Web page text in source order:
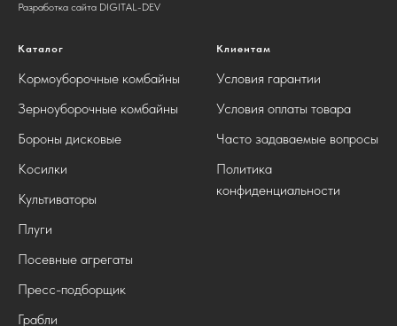
Разработка сайта DIGITAL-DEV
Каталог
Кормоуборочные комбайны
Зерноуборочные комбайны
Бороны дисковые
Косилки
Культиваторы
Плуги
Посевные агрегаты
Пресс-подборщик
Грабли
Клиентам
Условия гарантии
Условия оплаты товара
Часто задаваемые вопросы
Политика
конфиденциальности